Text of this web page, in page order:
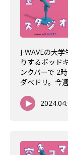
J-WAVEの大
りするポッド
ンクバーで 2
ダベドリ。今